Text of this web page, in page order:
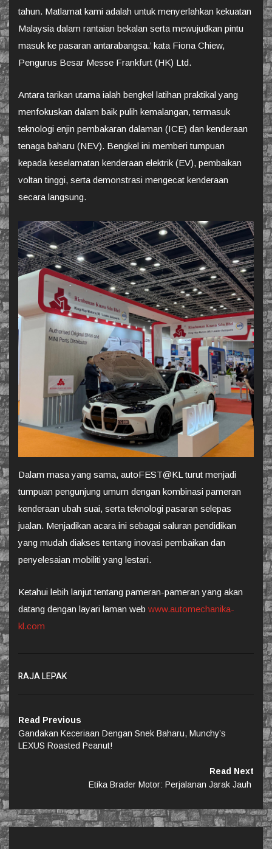
tahun. Matlamat kami adalah untuk menyerlahkan kekuatan
Malaysia dalam rantaian bekalan serta mewujudkan pintu
masuk ke pasaran antarabangsa.’ kata Fiona Chiew,
Pengurus Besar Messe Frankfurt (HK) Ltd.
Antara tarikan utama ialah bengkel latihan praktikal yang
menfokuskan dalam baik pulih kemalangan, termasuk
teknologi enjin pembakaran dalaman (ICE) dan kenderaan
tenaga baharu (NEV). Bengkel ini memberi tumpuan
kepada keselamatan kenderaan elektrik (EV), pembaikan
voltan tinggi, serta demonstrasi mengecat kenderaan
secara langsung.
Dalam masa yang sama, autoFEST@KL turut menjadi
tumpuan pengunjung umum dengan kombinasi pameran
kenderaan ubah suai, serta teknologi pasaran selepas
jualan. Menjadikan acara ini sebagai saluran pendidikan
yang mudah diakses tentang inovasi pembaikan dan
penyelesaian mobiliti yang lestari.
Ketahui lebih lanjut tentang pameran-pameran yang akan
datang dengan layari laman web www.automechanika-
kl.com
RAJA LEPAK
Read Previous
Gandakan Keceriaan Dengan Snek Baharu, Munchy’s
LEXUS Roasted Peanut!
Read Next
Etika Brader Motor: Perjalanan Jarak Jauh